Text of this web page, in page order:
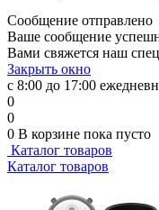
Сообщение отправлено
Ваше сообщение
Вами свяжется наш
Закрыть окно
с 8:00 до 17:00
0
0
0 В корзине пока пусто
Каталог товаров
Каталог товаров